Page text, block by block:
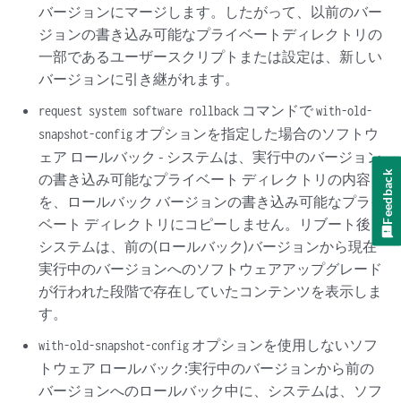
バージョンにマージします。したがって、以前のバー
ジョンの書き込み可能なプライベートディレクトリの
一部であるユーザースクリプトまたは設定は、新しい
バージョンに引き継がれます。
request system software rollback コマンドでwith-old-
snapshot-config オプションを指定した場合のソフトウ
ェア ロールバック - システムは、実行中のバージョン
の書き込み可能なプライベート ディレクトリの内容
を、ロールバック バージョンの書き込み可能なプライ
ベート ディレクトリにコピーしません。リブート後、
システムは、前の(ロールバック)バージョンから現在
実行中のバージョンへのソフトウェアアップグレード
が行われた段階で存在していたコンテンツを表示しま
す。
with-old-snapshot-config オプションを使用しないソフ
トウェア ロールバック:実行中のバージョンから前の
バージョンへのロールバック中に、システムは、ソフ
Feedback